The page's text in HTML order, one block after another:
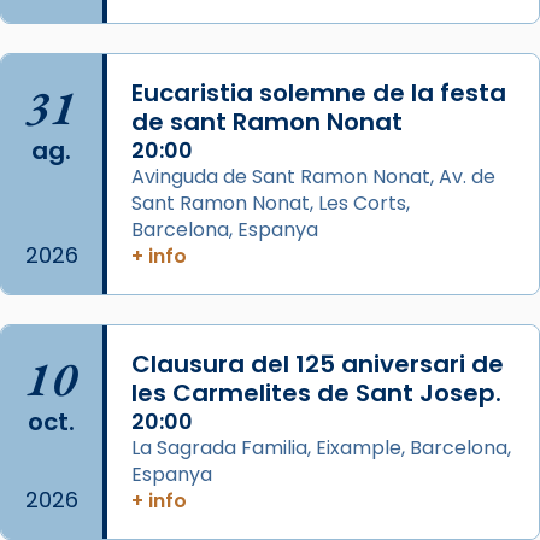
comitè organitzador de la visita apostòlica
del Sant Pare Lleó XIV a Barcelona, i als
col·laboradors, a la Catedral de Barcelona.
L’arquebisbe de Barcelona, el cardenal Joan
Josep Omella, ha presidit la missa i l’ha
concelebrat el bisbe auxiliar de Barcelona,
Mons. David Abadías.
📸 Dr. G. Simón
Photo
View on Facebook Share
Arquebisbat de Barcelona
2 weeks ago
31
ag.
2026
Eucaristia solemne de la festa
de sant Ramon Nonat
20:00
Avinguda de Sant Ramon Nonat, Av. de
Sant Ramon Nonat, Les Corts,
Barcelona, Espanya
+ info
10
oct.
2026
Clausura del 125 aniversari de
les Carmelites de Sant Josep.
20:00
La Sagrada Familia, Eixample, Barcelona,
Espanya
+ info